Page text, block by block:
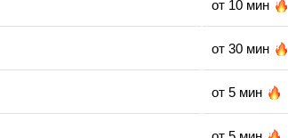
от 10 мин
от 30 мин
от 5 мин